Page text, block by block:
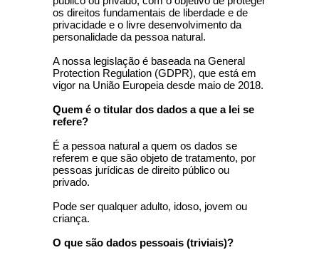
os direitos fundamentais de liberdade e de
privacidade e o livre desenvolvimento da
personalidade da pessoa natural.
A nossa legislação é baseada na General
Protection Regulation (GDPR), que está em
vigor na União Europeia desde maio de 2018.
Quem é o titular dos dados a que a lei se
refere?
É a pessoa natural a quem os dados se
referem e que são objeto de tratamento, por
pessoas jurídicas de direito público ou
privado.
Pode ser qualquer adulto, idoso, jovem ou
criança.
O que são dados pessoais (triviais)?